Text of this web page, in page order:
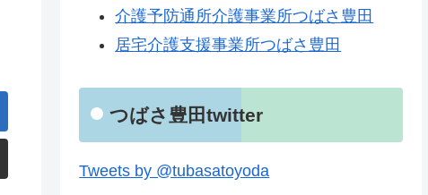
介護予防通所介護事業所つばさ豊田
居宅介護支援事業所つばさ豊田
つばさ豊田twitter
Tweets by @tubasatoyoda